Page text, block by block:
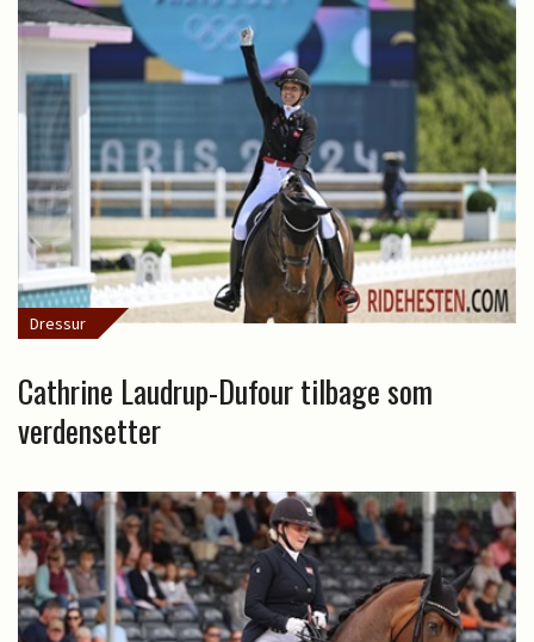
Dressur
Cathrine Laudrup-Dufour tilbage som
verdensetter